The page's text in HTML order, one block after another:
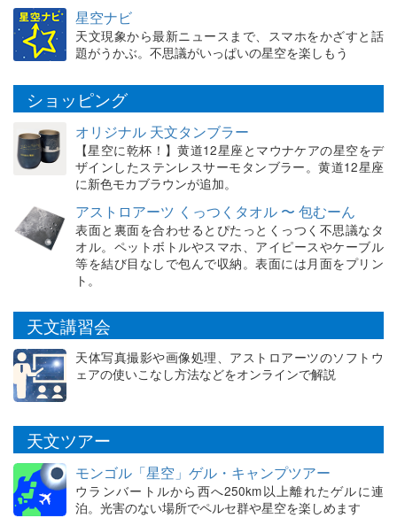
星空ナビ
天文現象から最新ニュースまで、スマホをかざすと話
題がうかぶ。不思議がいっぱいの星空を楽しもう
ショッピング
オリジナル 天文タンブラー
【星空に乾杯！】黄道12星座とマウナケアの星空をデ
ザインしたステンレスサーモタンブラー。黄道12星座
に新色モカブラウンが追加。
アストロアーツ くっつくタオル 〜 包むーん
表面と裏面を合わせるとぴたっとくっつく不思議なタ
オル。ペットボトルやスマホ、アイピースやケーブル
等を結び目なしで包んで収納。表面には月面をプリン
ト。
天文講習会
天体写真撮影や画像処理、アストロアーツのソフトウ
ェアの使いこなし方法などをオンラインで解説
天文ツアー
モンゴル「星空」ゲル・キャンプツアー
ウランバートルから西へ250km以上離れたゲルに連
泊。光害のない場所でペルセ群や星空を楽しめます